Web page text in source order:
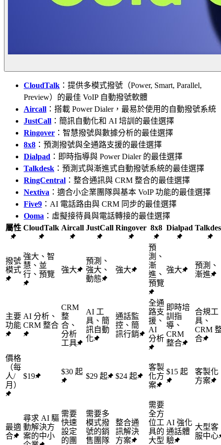
CloudTalk ：提供多模式撥號（Power, Smart, Parallel,
Preview）的最佳 VoIP 自動撥號軟體
Aircall ：搭載 Power Dialer，最易於使用的自動撥號系統
JustCall ：簡訊自動化和 AI 培訓的最佳選擇
Ringover ：智慧撥號與數據分析的最佳選擇
8x8 ：預測撥號與全通路支援的最佳選擇
Dialpad ：即時指導與 Power Dialer 的最佳選擇
Talkdesk ：預測式與漸進式自動撥號系統的最佳選擇
RingCentral ：整合通訊與 CRM 整合的最佳選擇
Nextiva ：適合小企業團隊與基本 VoIP 功能的最佳選擇
Five9 ：AI 電話路由與 CRM 同步的最佳選擇
Ooma ：虛擬接待員與電話轉接的最佳選擇
屬性 CloudTalk Aircall JustCall Ringover 8x8 Dialpad
撥號
模式
強大、智
慧、並
行、預覽
強大
預測、
強大、
動態
強大
預
測、
漸
進、
預覽
強大
預測、
漸進
主要
功能
AI 分析、
CRM 整合
CRM
整
合、
分析
工具
AI 工
具、簡
訊自動
化
通話監
控、簡
訊行銷
全通
路支
援、
AI
分析
即時培
訓指
導、
CRM
整合
合規工
具、
CRM
合
價格
（每
人/
月）
$19
$30 起
$29 起 $24 起
客製
化方
案
$15 起
客製化
方案
最適
合
尋求 AI 驅
動解決方
案的中小
需要
快速
設定
的團
需要多
模式撥
號的銷
售團隊
整合通
訊解決
方案
需要
全方
位工
具的
大型
AI 強化
通話體
驗
大型客
服中心